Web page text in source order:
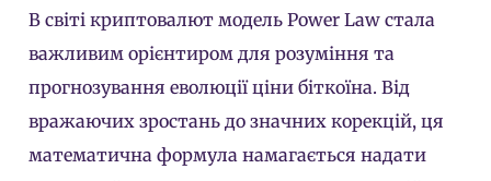
В світі криптовалют модель Power Law стала
важливим орієнтиром для розуміння та
прогнозування еволюції ціни біткоїна. Від
вражаючих зростань до значних корекцій, ця
математична формула намагається надати